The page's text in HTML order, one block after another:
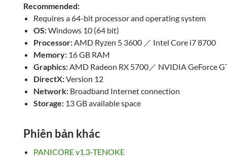
Recommended:
Requires a 64-bit processor and operating system
OS:Windows 10 (64 bit)
Processor: AMD Ryzen 5 3600 ／ Intel Core i7 8700
Memory: 16 GB RAM
Graphics: AMD Radeon RX 5700／ NVIDIA GeForce
DirectX:Version 12
Network: Broadband Internet connection
Storage: 13 GB available space
Phiên bản khác
PANICORE v1.3-TENOKE